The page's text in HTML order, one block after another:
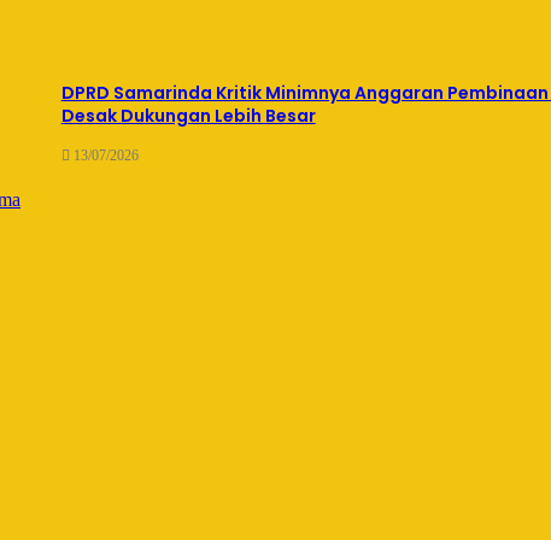
DPRD Samarinda Kritik Minimnya Anggaran
Desak Dukungan Lebih Besar
13/07/2026